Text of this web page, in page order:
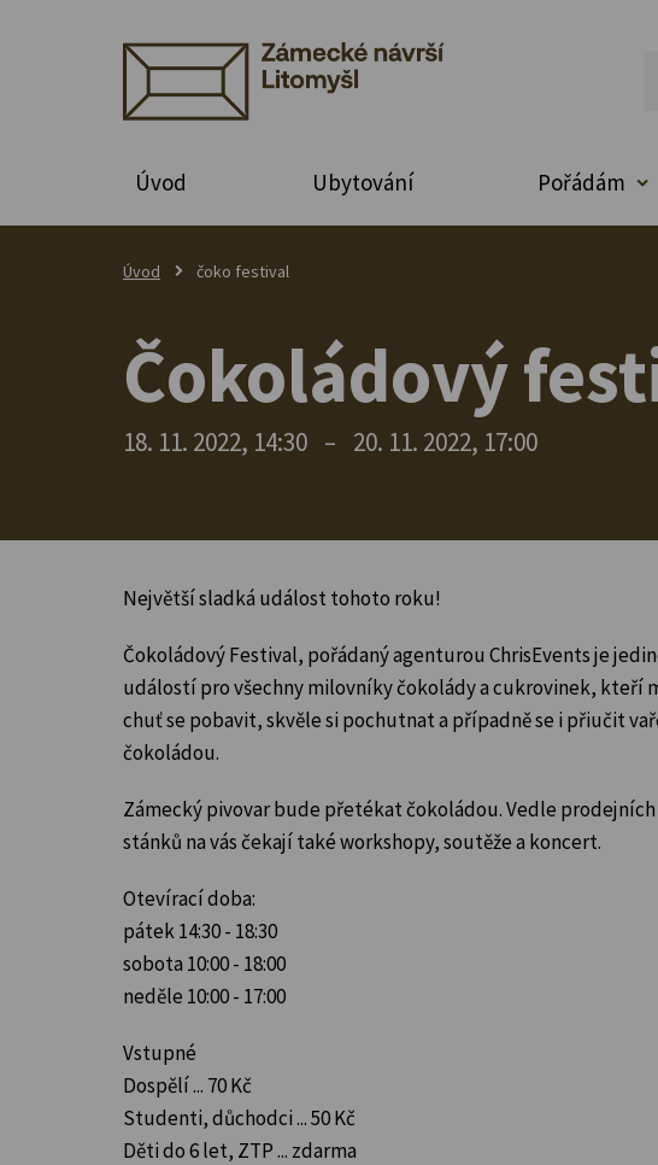
Úvod Ubytování Pořádám
Úvod čoko festival
Čokoládový
18. 11. 2022, 14:30 – 20. 11. 2022, 17:00
Největší sladká událost tohoto roku!
Čokoládový Festival, pořádaný agenturou ChrisEvents je
událostí pro všechny milovníky čokolády a cukrovinek, kteří
chuť se pobavit,skvěle si pochutnat a případně se i přiučit
čokoládou.
Zámecký pivovar bude přetékat čokoládou. Vedle prodejních
stánků na vás čekají také workshopy, soutěže a koncert.
Otevírací doba:
pátek 14:30 - 18:30
sobota 10:00 - 18:00
neděle 10:00 - 17:00
Vstupné
Dospělí ... 70 Kč
Studenti, důchodci ... 50 Kč
Děti do 6 let, ZTP ... zdarma